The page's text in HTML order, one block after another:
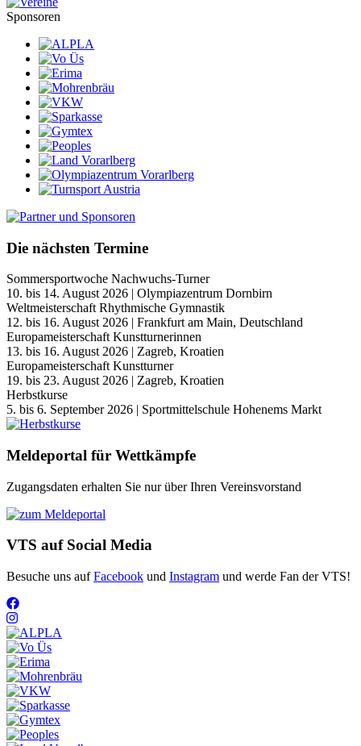
Sponsoren
Die nächsten Termine
Sommersportwoche Nachwuchs-Turner
10. bis 14. August 2026 | Olympiazentrum Dornbirn
Weltmeisterschaft Rhythmische Gymnastik
12. bis 16. August 2026 | Frankfurt am Main, Deutschland
Europameisterschaft Kunstturnerinnen
13. bis 16. August 2026 | Zagreb, Kroatien
Europameisterschaft Kunstturner
19. bis 23. August 2026 | Zagreb, Kroatien
Herbstkurse
5. bis 6. September 2026 | Sportmittelschule Hohenems Markt
Meldeportal für Wettkämpfe
Zugangsdaten erhalten Sie nur über Ihren Vereinsvorstand
VTS auf Social Media
Besuche uns aufFacebook und Instagram und werde Fan der VTS!